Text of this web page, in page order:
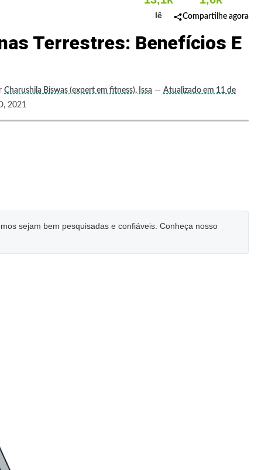
lê Compartilhe agora
Terrestres: Benefícios E
Charushila Biswas (expert em fitness), Issa — Atualizado em 11 de
2021
sejam bem pesquisadas e confiáveis. Conheça nosso